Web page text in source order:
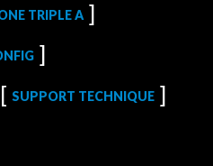
TRIPLE A
SUPPORT TECHNIQUE